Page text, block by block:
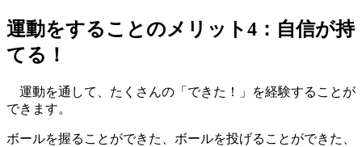
運動をすることのメリット4：自信が持
てる！
運動を通して、たくさんの「できた！」を経験することが
できます。
ボールを握ることができた、ボールを投げることができた、